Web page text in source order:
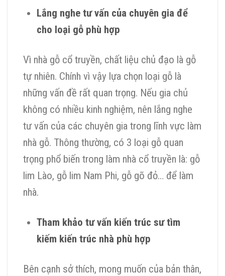
Lắng nghe tư vấn của chuyên gia để
cho loại gỗ phù hợp
Vì nhà gỗ cổ truyền, chất liệu chủ đạo là gỗ
tự nhiên. Chính vì vậy lựa chọn loại gỗ là
những vấn đề rất quan trọng. Nếu gia chủ
không có nhiều kinh nghiệm, nên lắng nghe
tư vấn của các chuyên gia trong lĩnh vực làm
nhà gỗ. Thông thường, có 3 loại gỗ quan
trọng phổ biến trong làm nhà cổ truyền là: gỗ
lim Lào, gỗ lim Nam Phi, gỗ gõ đỏ… để làm
nhà.
Tham khảo tư vấn kiến trúc sư tìm
kiếm kiến trúc nhà phù hợp
Bên cạnh sở thích, mong muốn của bản thân,